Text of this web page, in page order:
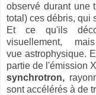
observé durant une
total) ces débris, qui
Et ce qu'ils
visuellement,
vue astrophysique.
partie de l'émission
synchrotron,
sont accélérés à de